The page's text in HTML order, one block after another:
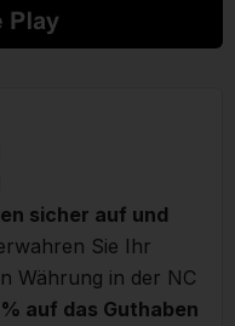
sicher auf und
Sie Ihr
Währung in der NC
auf das Guthaben